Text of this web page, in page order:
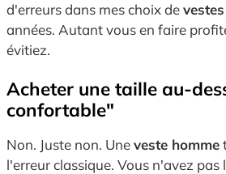
d'erreurs dans mes choix de
années. Autant vous en faire
évitiez.
Acheter une taille au-
confortable"
Non. Juste non. Uneveste homme
l'erreur classique. Vous n'avez